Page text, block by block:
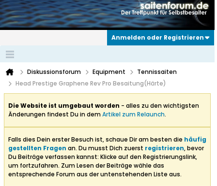
Anmelden oder Registrieren
Diskussionsforum Equipment
Tennissaiten
Head Prestige Graphene Rev Pro Besaitung(Härte)
Die Website ist umgebaut worden - alles zu den wichtigsten
Änderungen findest Du in demArtikel zum Relaunch.
Falls dies Dein erster Besuch ist, schaue Dir am besten die häufig
gestellten Fragen an. Du musst Dich zuerst registrieren, bevor
Du Beiträge verfassen kannst: Klicke auf den Registrierungslink,
um fortzufahren. Zum Lesen der Beiträge wähle das
entsprechende Forum aus der untenstehenden Liste aus.